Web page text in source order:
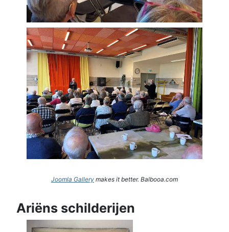
Joomla Gallery makes it better. Balbooa.com
Ariëns schilderijen